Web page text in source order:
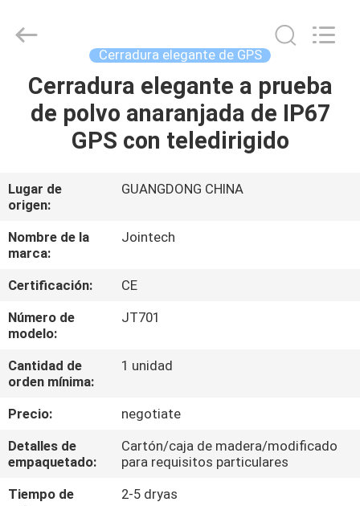
HOGAR
PRODUCTOS
VR
SHOW
SOBRE
NOSOTROS
VIAJE
DE
FÁBRICA
CONTROL
Technology
Reserved.
Cerradura elegante de GPS
Cerradura elegante a prueba
de polvo anaranjada de IP67
GPS con teledirigido
Lugar de
origen:
GUANGDONG CHINA
Nombre de la
marca:
Jointech
Certificación:
CE
Número de
modelo:
JT701
Cantidad de
orden mínima:
1 unidad
Precio:
negotiate
Detalles de
empaquetado:
Cartón/caja de madera/modificado
para requisitos particulares
Tiempo de
2-5 dryas